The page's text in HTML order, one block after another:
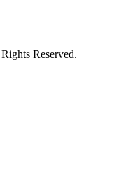
Reserved.